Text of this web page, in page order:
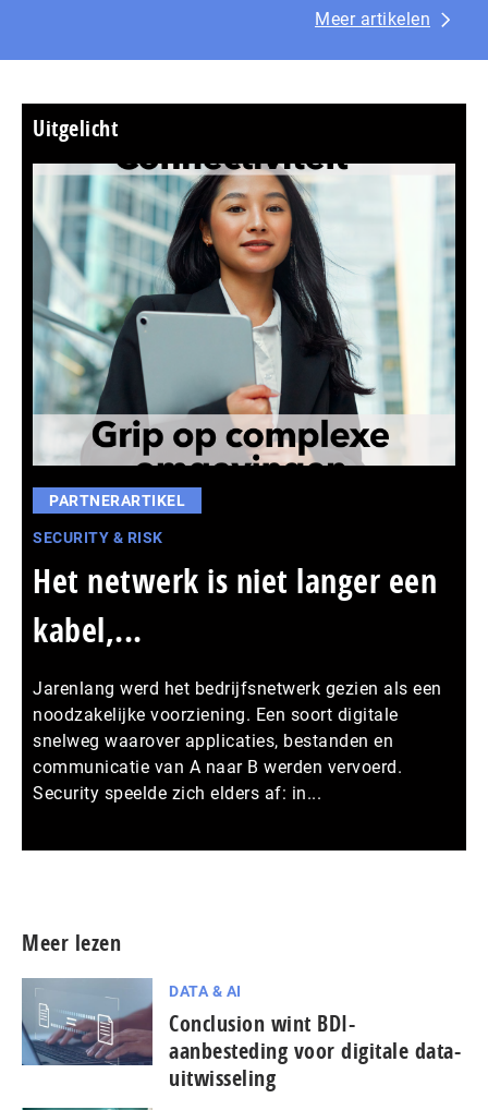
Meer artikelen
Uitgelicht
PARTNERARTIKEL
SECURITY & RISK
Het netwerk is niet langer een
kabel,...
Jarenlang werd het bedrijfsnetwerk gezien als een
noodzakelijke voorziening. Een soort digitale
snelweg waarover applicaties, bestanden en
communicatie van A naar B werden vervoerd.
Security speelde zich elders af: in...
Meer lezen
DATA & AI
Conclusion wint BDI-
aanbesteding voor digitale data-
uitwisseling